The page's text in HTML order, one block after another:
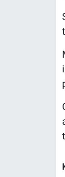
Teknoloji
Yerel
Yerel
Canlı